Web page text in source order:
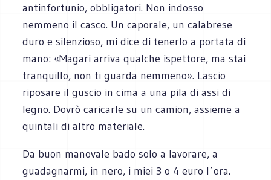
antinfortunio, obbligatori. Non indosso
nemmeno il casco. Un caporale, un calabrese
duro e silenzioso, mi dice di tenerlo a portata di
mano: «Magari arriva qualche ispettore, ma stai
tranquillo, non ti guarda nemmeno». Lascio
riposare il guscio in cima a una pila di assi di
legno. Dovrò caricarle su un camion, assieme a
quintali di altro materiale.
Da buon manovale bado solo a lavorare, a
guadagnarmi, in nero, i miei 3 o 4 euro l´ora.